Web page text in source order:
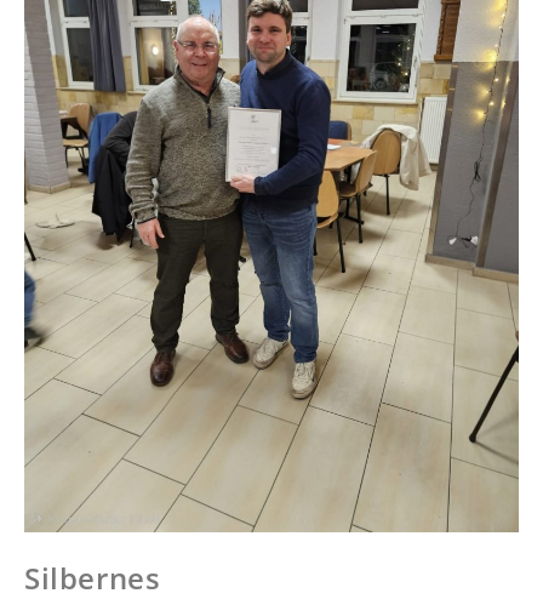
Silbernes